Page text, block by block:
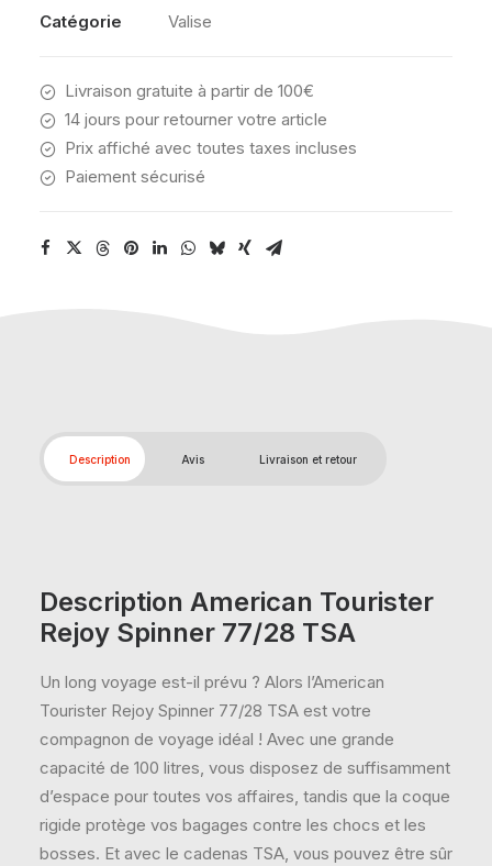
77/28
BLACK
Catégorie Valise
Livraison gratuite à partir de 100€
14 jours pour retourner votre article
Prix affiché avec toutes taxes incluses
Paiement sécurisé
Description Avis Livraison et retour
Description American Tourister
Rejoy Spinner 77/28 TSA
Un long voyage est-il prévu ? Alors l’American
Tourister Rejoy Spinner 77/28 TSA est votre
compagnon de voyage idéal ! Avec une grande
capacité de 100 litres, vous disposez de suffisamment
d’espace pour toutes vos affaires, tandis que la coque
rigide protège vos bagages contre les chocs et les
bosses. Et avec le cadenas TSA, vous pouvez être sûr